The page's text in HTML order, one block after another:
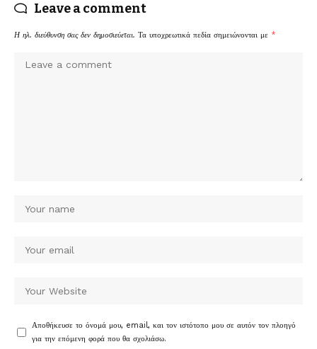
Leave a comment
Η ηλ. διεύθυνση σας δεν δημοσιεύεται. Τα υποχρεωτικά πεδία σημειώνονται με *
Αποθήκευσε το όνομά μου, email, και τον ιστότοπο μου σε αυτόν τον πλοηγό
για την επόμενη φορά που θα σχολιάσω.